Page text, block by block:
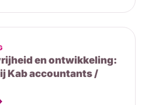
en ontwikkeling:
Kab accountants /